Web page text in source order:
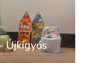
Újkígyós